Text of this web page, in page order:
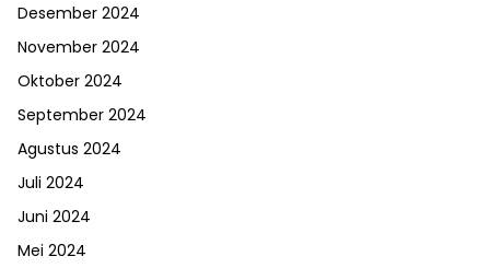
Desember 2024
November 2024
Oktober 2024
September 2024
Agustus 2024
Juli 2024
Juni 2024
Mei 2024